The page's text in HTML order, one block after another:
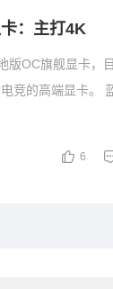
：主打4K
版OC旗舰显卡，
竞的高端显卡。
6